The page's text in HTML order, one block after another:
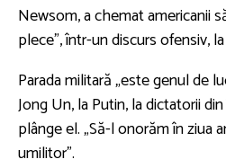
Newsom, a chemat americanii
plece”, într-un discurs ofensiv,
Parada militară „este genul de
Jong Un, la Putin, la dictatorii
plânge el. „Să-l onorăm în ziua
umilitor”.